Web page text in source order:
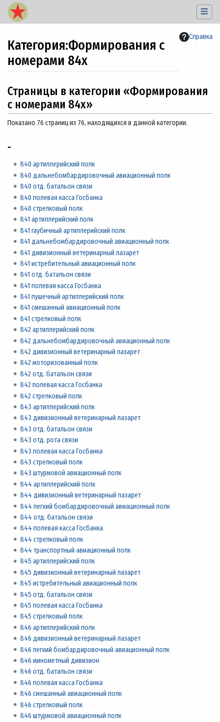
Справка
Категория:Формирования с
номерами 84x
Страницы в категории «Формирования
с номерами 84x»
Показано 76 страниц из 76, находящихся в данной категории.
-
840 артиллерийский полк
840 дальнебомбардировочный авиационный полк
840 отд. батальон связи
840 полевая касса Госбанка
840 стрелковый полк
841 артиллерийский полк
841 гаубичный артиллерийский полк
841 дальнебомбардировочный авиационный полк
841 дивизионный ветеринарный лазарет
841 истребительный авиационный полк
841 отд. батальон связи
841 полевая касса Госбанка
841 пушечный артиллерийский полк
841 смешанный авиационный полк
841 стрелковый полк
842 артиллерийский полк
842 дальнебомбардировочный авиационный полк
842 дивизионный ветеринарный лазарет
842 моторизованный полк
842 отд. батальон связи
842 полевая касса Госбанка
842 стрелковый полк
843 артиллерийский полк
843 дивизионный ветеринарный лазарет
843 отд. батальон связи
843 отд. рота связи
843 полевая касса Госбанка
843 стрелковый полк
843 штурмовой авиационный полк
844 артиллерийский полк
844 дивизионный ветеринарный лазарет
844 легкий бомбардировочный авиационный полк
844 отд. батальон связи
844 полевая касса Госбанка
844 стрелковый полк
844 транспортный авиационный полк
845 артиллерийский полк
845 дивизионный ветеринарный лазарет
845 истребительный авиационный полк
845 отд. батальон связи
845 полевая касса Госбанка
845 стрелковый полк
846 артиллерийский полк
846 дивизионный ветеринарный лазарет
846 легкий бомбардировочный авиационный полк
846 минометный дивизион
846 отд. батальон связи
846 полевая касса Госбанка
846 смешанный авиационный полк
846 стрелковый полк
846 штурмовой авиационный полк